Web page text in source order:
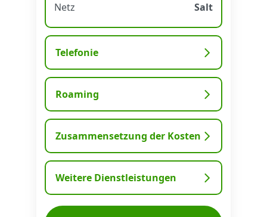
Netz
Salt
Telefonie
Roaming
Zusammensetzung der Kosten
Weitere Dienstleistungen